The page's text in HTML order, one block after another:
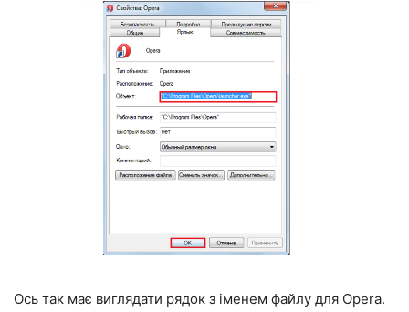
Ось так має виглядати рядок з іменем файлу для Opera.